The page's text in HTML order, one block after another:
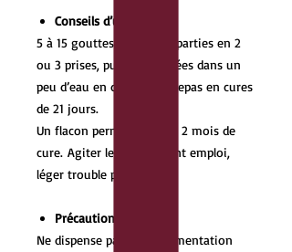
Conseils d’utilisation :
5 à 15 gouttes par jour réparties en 2
ou 3 prises, pures ou diluées dans un
peu d’eau en dehors des repas en cures
de 21 jours.
Un flacon permet environ 2 mois de
cure. Agiter le flacon avant emploi,
léger trouble possible.
Précautions d’emploi :
Ne dispense pas d’une alimentation